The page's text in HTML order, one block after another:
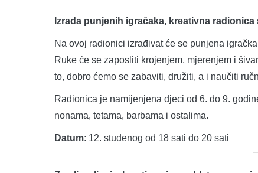
Izrada punjenih igračaka, kreativna radionica
Na ovoj radionici izrađivat će se punjena
Ruke će se zaposliti krojenjem, mjerenjem i
to, dobro ćemo se zabaviti, družiti, a i naučiti
Radionica je namijenjena djeci od 6. do 9.
nonama, tetama, barbama i ostalima.
Datum: 12. studenog od 18 sati do 20 sati